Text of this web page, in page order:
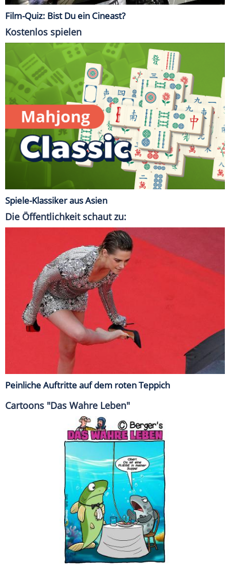
Film-Quiz: Bist Du ein Cineast?
Kostenlos spielen
Spiele-Klassiker aus Asien
Die Öffentlichkeit schaut zu:
Peinliche Auftritte auf dem roten Teppich
Cartoons "Das Wahre Leben"